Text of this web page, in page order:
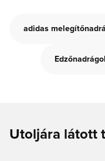
adidas
Utoljára látott